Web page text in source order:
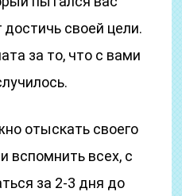
достичь своей цели.
за то, что с вами
отыскать своего
вспомнить всех, с
за 2-3 дня до